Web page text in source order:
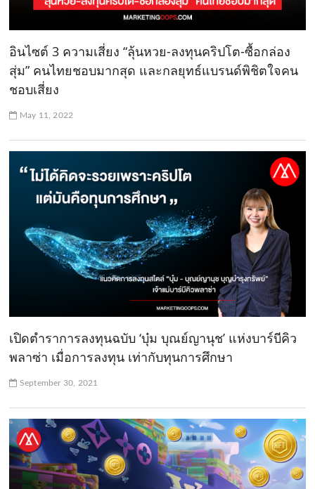
อินไซต์ 3 ความเสี่ยง “ลุ้นหวย-ลงทุนคริปโต-ซื้อกล่อง
สุ่ม” คนไทยชอบมากสุด และกลยุทธ์แบรนด์พิชิตใจคน
ชอบเสี่ยง
May 11, 2022
เปิดตำราการลงทุนฉบับ ‘บุ๋ม บุณย์ญานุช’ แห่งบาร์บีคิว
พลาซ่า เมื่อการลงทุน เท่ากับทุนการศึกษา
September 30, 2021